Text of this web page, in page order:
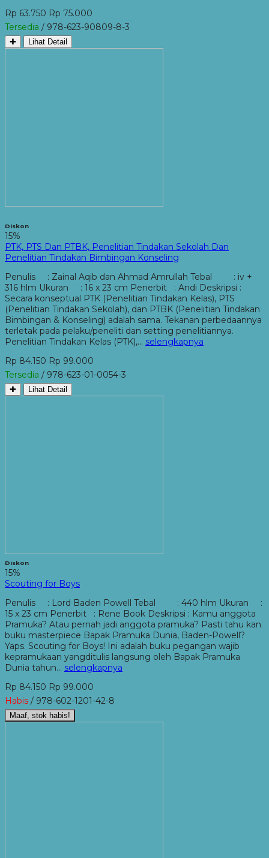
Rp 63.750 Rp 75.000
Tersedia / 978-623-90809-8-3
✚ Lihat Detail
Diskon
15%
PTK, PTS Dan PTBK, Penelitian Tindakan Sekolah Dan
Penelitian Tindakan Bimbingan Konseling
Penulis : Zainal Aqib dan Ahmad Amrullah Tebal : iv +
316 hlm Ukuran : 16 x 23 cm Penerbit : Andi Deskripsi :
Secara konseptual PTK (Penelitian Tindakan Kelas), PTS
(Penelitian Tindakan Sekolah), dan PTBK (Penelitian Tindakan
Bimbingan & Konseling) adalah sama. Tekanan perbedaannya
terletak pada pelaku/peneliti dan setting penelitiannya.
Penelitian Tindakan Kelas (PTK),… selengkapnya
Rp 84.150 Rp 99.000
Tersedia / 978-623-01-0054-3
✚ Lihat Detail
Diskon
15%
Scouting for Boys
Penulis : Lord Baden Powell Tebal : 440 hlm Ukuran :
15 x 23 cm Penerbit : Rene Book Deskripsi : Kamu anggota
Pramuka? Atau pernah jadi anggota pramuka? Pasti tahu kan
buku masterpiece Bapak Pramuka Dunia, Baden-Powell?
Yaps. Scouting for Boys! Ini adalah buku pegangan wajib
kepramukaan yangditulis langsung oleh Bapak Pramuka
Dunia tahun… selengkapnya
Rp 84.150 Rp 99.000
Habis / 978-602-1201-42-8
Maaf, stok habis!